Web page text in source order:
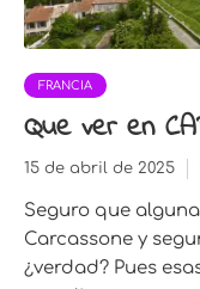
FRANCIA
Que ver en
15 de abril de 2025
Seguro que
Carcassone y
¿verdad? Pues